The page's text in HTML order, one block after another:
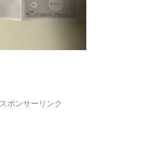
スポンサーリンク